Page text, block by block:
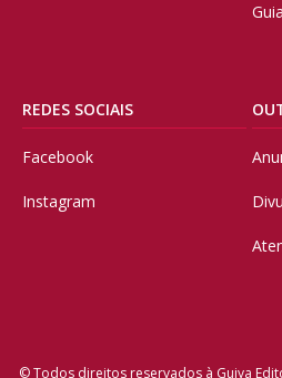
REDES SOCIAIS
Facebook
Instagram
© Todos direitos reservados à Guiya